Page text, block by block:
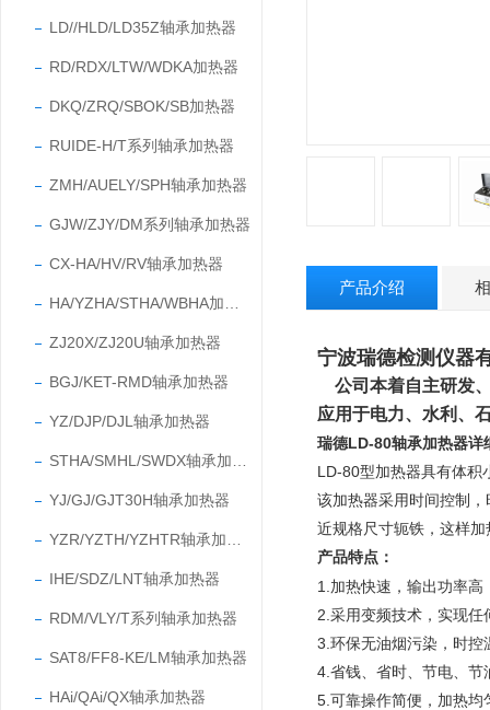
LD//HLD/LD35Z轴承加热器
RD/RDX/LTW/WDKA加热器
DKQ/ZRQ/SBOK/SB加热器
RUIDE-H/T系列轴承加热器
ZMH/AUELY/SPH轴承加热器
GJW/ZJY/DM系列轴承加热器
CX-HA/HV/RV轴承加热器
ZJ20X/ZJ20U轴承加热器
BGJ/KET-RMD轴承加热器
YZ/DJP/DJL轴承加热器
YJ/GJ/GJT30H轴承加热器
IHE/SDZ/LNT轴承加热器
RDM/VLY/T系列轴承加热器
SAT8/FF8-KE/LM轴承加热器
HAi/QAi/QX轴承加热器
产品介绍
宁波瑞德检测仪器
公司本着自主研发
应用于电力、水利、
瑞德LD-80轴承加热器详
LD-80型加热器具有体积
该加热器采用时间控制
近规格尺寸轭铁，这样
产品特点：
1.加热快速，输出功率高
2.采用变频技术，实现任
3.环保无油烟污染，时控
4.省钱、省时、节电、节
5.可靠操作简便，加热均